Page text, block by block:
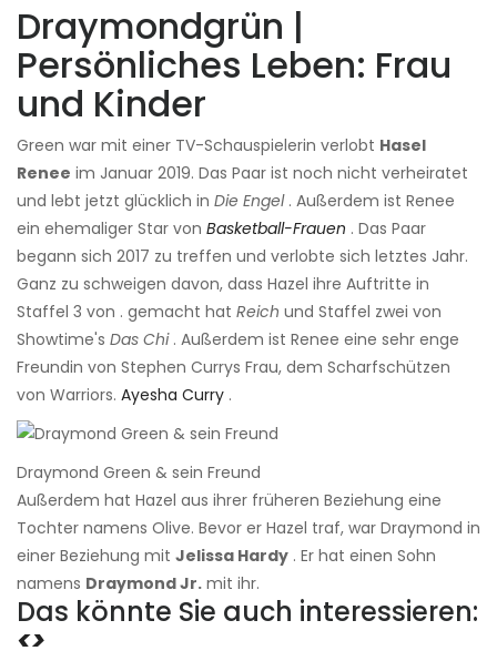
Draymondgrün |
Persönliches Leben: Frau
und Kinder
Green war mit einer TV-Schauspielerin verlobt Hasel
Renee im Januar 2019. Das Paar ist noch nicht verheiratet
und lebt jetzt glücklich in Die Engel. Außerdem ist Renee
ein ehemaliger Star von Basketball-Frauen . Das Paar
begann sich 2017 zu treffen und verlobte sich letztes Jahr.
Ganz zu schweigen davon, dass Hazel ihre Auftritte in
Staffel 3 von . gemacht hat Reich und Staffel zwei von
Showtime's Das Chi. Außerdem ist Renee eine sehr enge
Freundin von Stephen Currys Frau, dem Scharfschützen
von Warriors. Ayesha Curry .
Draymond Green & sein Freund
Außerdem hat Hazel aus ihrer früheren Beziehung eine
Tochter namens Olive. Bevor er Hazel traf, war Draymond in
einer Beziehung mit Jelissa Hardy . Er hat einen Sohn
namens Draymond Jr. mit ihr.
Das könnte Sie auch interessieren:
<>